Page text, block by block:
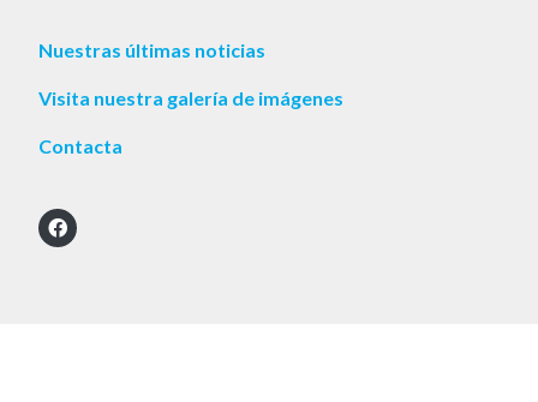
Nuestras últimas noticias
Visita nuestra galería de imágenes
Contacta